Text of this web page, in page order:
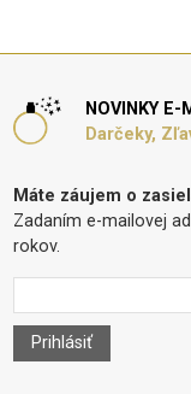
NOVINKY E-
Darčeky,
Máte záujem o
Zadaním e-mailovej
rokov.
Prihlásiť